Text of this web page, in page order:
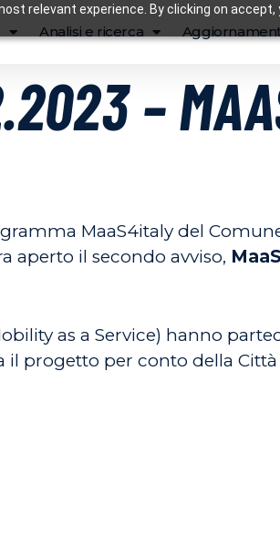
relevant experience. By clicking on
Analisi e ricerca
–
MaaS4italy del
aperto il secondo avviso,
as a Service) hanno
il progetto per conto della